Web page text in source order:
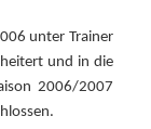
unter Trainer
und in die
2006/2007